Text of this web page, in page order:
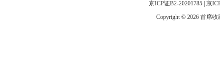
京ICP证B2-20201785 京
Copyright © 2026 首席收